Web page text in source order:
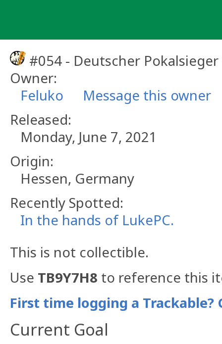
#054 - Deutscher
Owner:
Feluko
Message this owner
Released:
Monday, June 7, 2021
Origin:
Hessen, Germany
Recently Spotted:
In the hands of LukePC.
This is not collectible.
Use TB9Y7H8 to reference this
First time logging a Trackable?
Current Goal